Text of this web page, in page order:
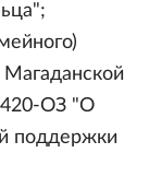
Магаданской
ОЗ "О
поддержки